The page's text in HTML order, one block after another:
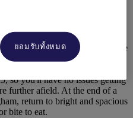
Hotel
ideally located in the heart of
and business stays. We are
City Centre and only a
so you'll have no issues getting
further afield. At the end of a
return to bright and spacious
bite to eat.
ยอมรับทั้งหมด